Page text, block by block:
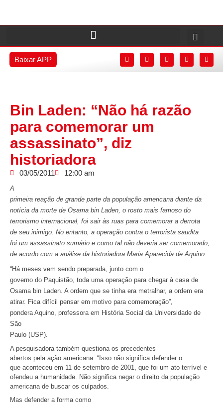
Baixar APP
Bin Laden: “Não há razão
para comemorar um
assassinato”, diz
historiadora
03/05/2011 12:00 am
A
primeira reação de grande parte da população americana diante da
notícia da morte de Osama bin Laden, o rosto mais famoso do
terrorismo internacional, foi sair às ruas para comemorar a derrota
de seu inimigo. No entanto, a operação contra o terrorista saudita
foi um assassinato sumário e como tal não deveria ser comemorado,
de acordo com a análise da historiadora Maria Aparecida de Aquino.
“Há meses vem sendo preparada, junto com o
governo do Paquistão, toda uma operação para chegar à casa de
Osama bin Laden. A ordem que se tinha era metralhar, a ordem era
atirar. Fica difícil pensar em motivo para comemoração”,
pondera Aquino, professora em História Social da Universidade de
São
Paulo (USP).
A pesquisadora também questiona os precedentes
abertos pela ação americana. “Isso não significa defender o
que aconteceu em 11 de setembro de 2001, que foi um ato terrível e
ofendeu a humanidade. Não significa negar o direito da população
americana de buscar os culpados.
Mas defender a forma como